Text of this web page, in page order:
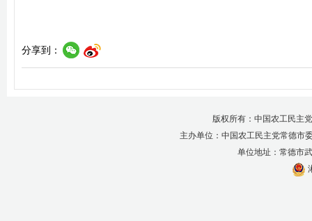
分享到：
版权所有：中国农工民主
主办单位：中国农工民主党常德
单位地址：常德市